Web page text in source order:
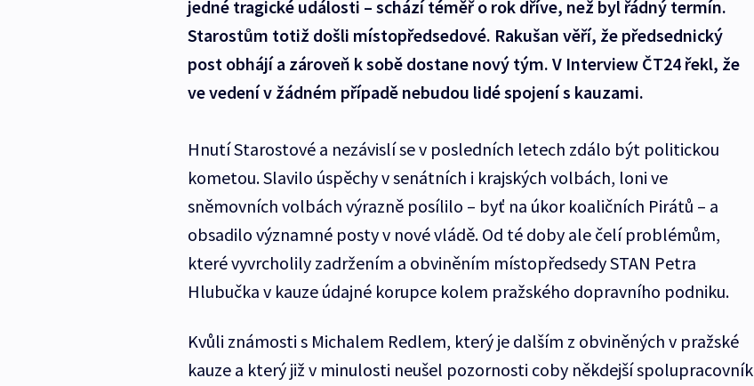
jedné tragické události – schází téměř o rok dříve, než byl řádný termín.
Starostům totiž došli místopředsedové. Rakušan věří, že předsednický
post obhájí a zároveň k sobě dostane nový tým. V Interview ČT24 řekl, že
ve vedení v žádném případě nebudou lidé spojení s kauzami.
Hnutí Starostové a nezávislí se v posledních letech zdálo být politickou
kometou. Slavilo úspěchy v senátních i krajských volbách, loni ve
sněmovních volbách výrazně posílilo – byť na úkor koaličních Pirátů – a
obsadilo významné posty v nové vládě. Od té doby ale čelí problémům,
které vyvrcholily zadržením a obviněním místopředsedy STAN Petra
Hlubučka v kauze údajné korupce kolem pražského dopravního podniku.
Kvůli známosti s Michalem Redlem, který je dalším z obviněných v pražské
kauze a který již v minulosti neušel pozornosti coby někdejší spolupracovník